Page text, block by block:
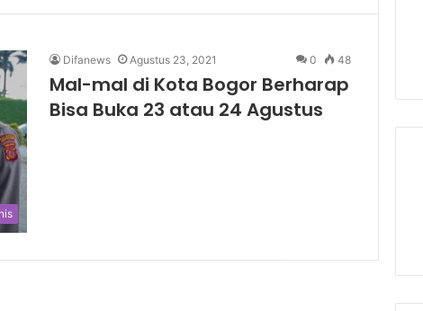
Difanews Agustus 23, 2021 0 48
Mal-mal di Kota Bogor Berharap
Bisa Buka 23 atau 24 Agustus